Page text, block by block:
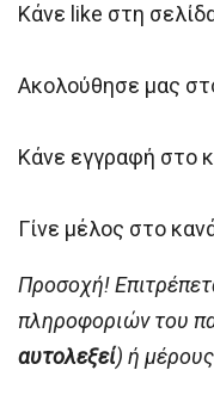
Κάνε like στη
Ακολούθησε μας
Κάνε εγγραφή στο
Γίνε μέλος στο
Προσοχή!
πληροφοριών του
αυτολεξεί) ή